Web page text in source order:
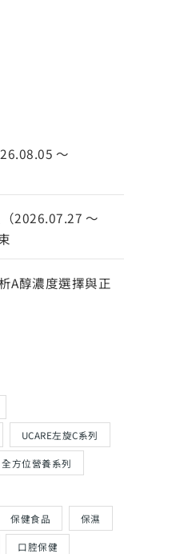
～
2026.07.27 ～
A醇濃度選擇與正
UCARE左旋C系列
方位營養系列
保健食品 保濕
口腔保健